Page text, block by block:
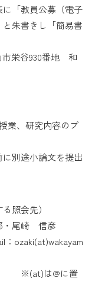
「教員公募（電子
朱書きし「簡易書
栄谷930番地 和
、研究内容のプ
別途小論文を提出
照会先）
尾崎 信彦
に置